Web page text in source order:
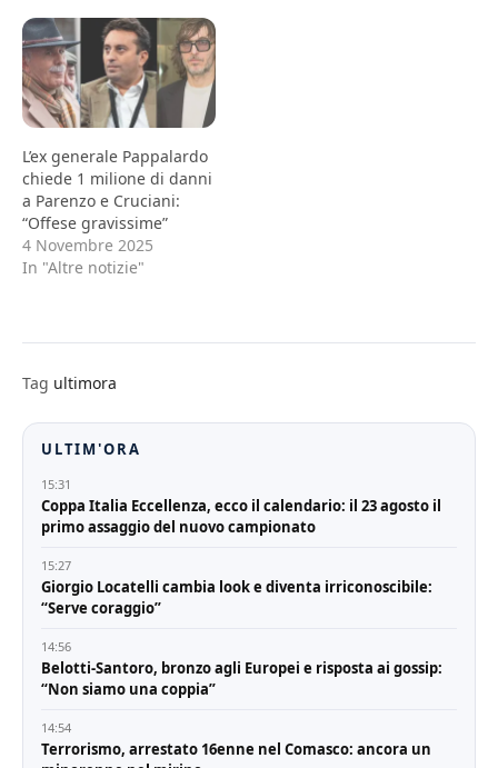
L’ex generale Pappalardo
chiede 1 milione di danni
a Parenzo e Cruciani:
“Offese gravissime”
4 Novembre 2025
In "Altre notizie"
Tag ultimora
ULTIM'ORA
15:31
Coppa Italia Eccellenza, ecco il calendario: il 23 agosto il
primo assaggio del nuovo campionato
15:27
Giorgio Locatelli cambia look e diventa irriconoscibile:
“Serve coraggio”
14:56
Belotti-Santoro, bronzo agli Europei e risposta ai gossip:
“Non siamo una coppia”
14:54
Terrorismo, arrestato 16enne nel Comasco: ancora un